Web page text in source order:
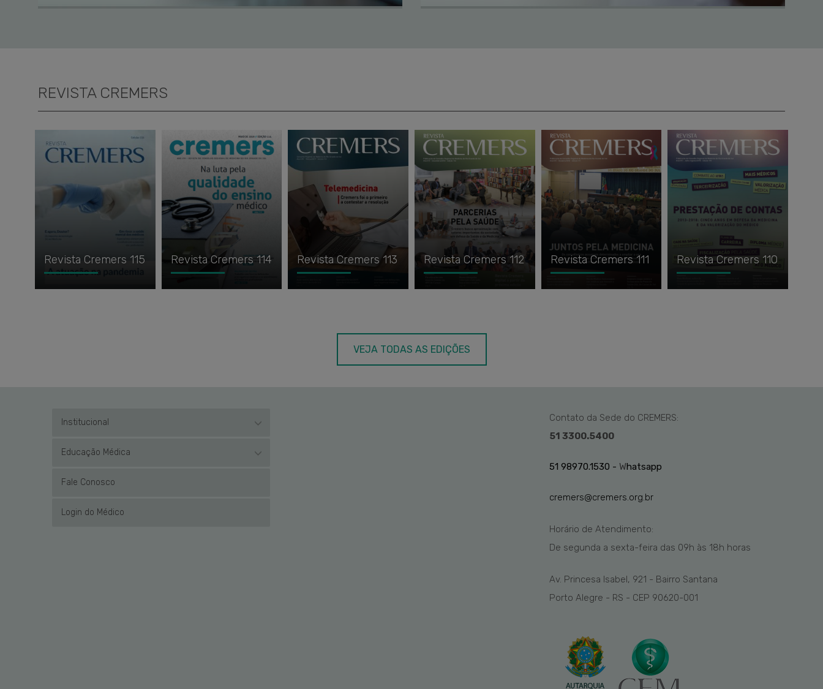
REVISTA CREMERS
Revista Cremers 115 Revista Cremers 114 Revista Cremers 113 Revista Cremers 112 Revista Cremers 111 Revista Cremers 110
VEJA TODAS AS EDIÇÕES
Institucional
Educação Médica
Fale Conosco
Login do Médico
Contato da Sede do CREMERS:
51 3300.5400
51 98970.1530 - Whatsapp
cremers@cremers.org.br
Horário de Atendimento:
De segunda a sexta-feira das 09h às 18h horas
Av. Princesa Isabel, 921 - Bairro Santana
Porto Alegre - RS - CEP 90620-001